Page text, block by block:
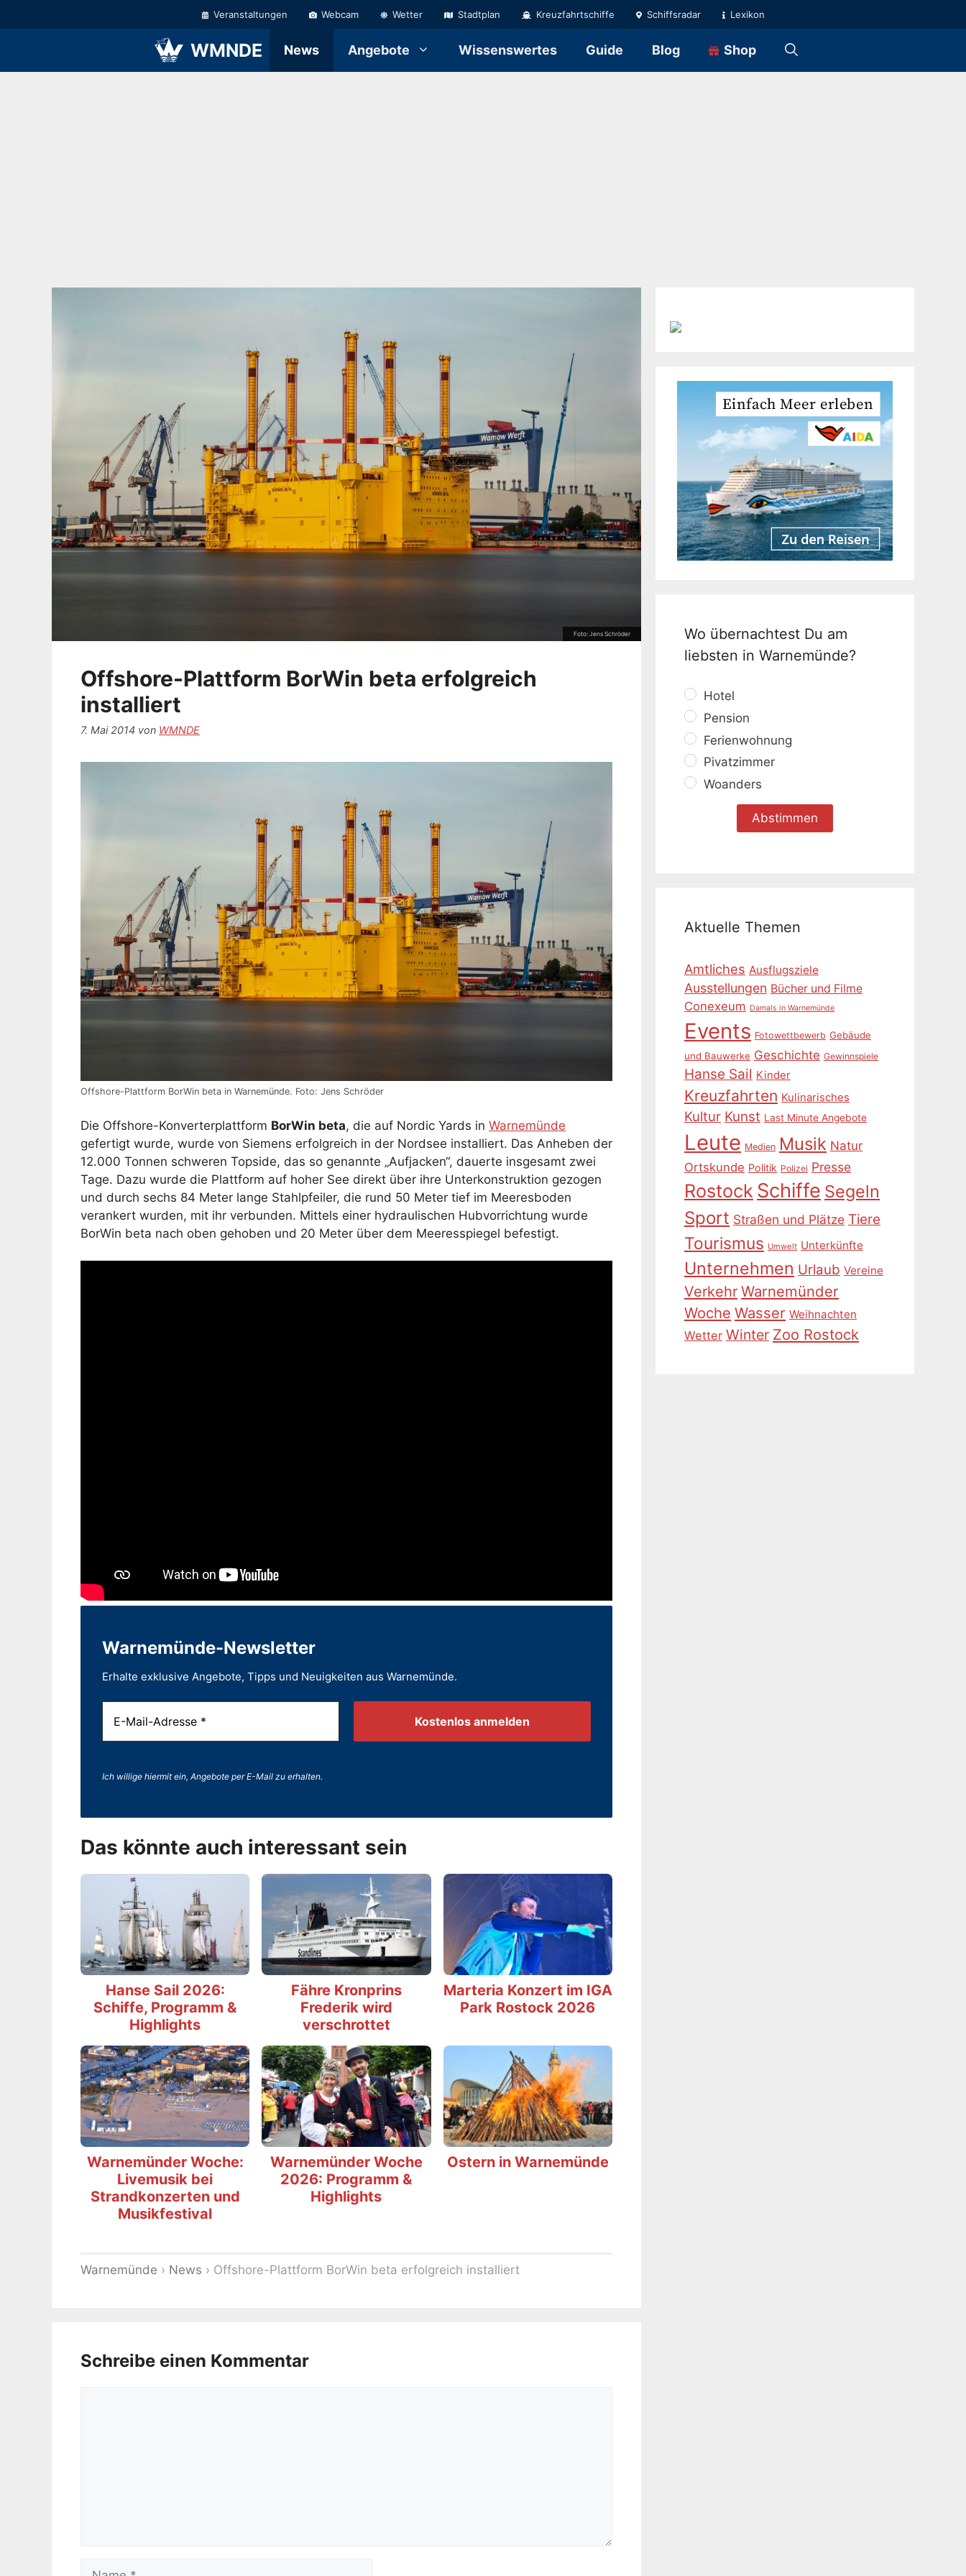
Inhalt
Veranstaltungen Webcam Wetter Stadtplan Kreuzfahrtschiffe Schiffsradar Lexikon
WMNDE News Angebote Wissenswertes Guide Blog Shop
Foto: Jens Schröder
Offshore-Plattform BorWin beta erfolgreich
installiert
7. Mai 2014 von WMNDE
Offshore-Plattform BorWin beta in Warnemünde. Foto: Jens Schröder
Die Offshore-Konverterplattform BorWin beta, die auf Nordic Yards in Warnemünde
gefertigt wurde, wurde von Siemens erfolgreich in der Nordsee installiert. Das Anheben der
12.000 Tonnen schweren Topside, das so genannte „Aufjacken“, dauerte insgesamt zwei
Tage. Dazu wurde die Plattform auf hoher See direkt über ihre Unterkonstruktion gezogen
und durch sechs 84 Meter lange Stahlpfeiler, die rund 50 Meter tief im Meeresboden
verankert wurden, mit ihr verbunden. Mittels einer hydraulischen Hubvorrichtung wurde
BorWin beta nach oben gehoben und 20 Meter über dem Meeresspiegel befestigt.
Warnemünde-Newsletter
Erhalte exklusive Angebote, Tipps und Neuigkeiten aus Warnemünde.
Ich willige hiermit ein, Angebote per E-Mail zu erhalten.
Das könnte auch interessant sein
Hanse Sail 2026:
Schiffe, Programm &
Highlights
Fähre Kronprins
Frederik wird
verschrottet
Marteria Konzert im IGA
Park Rostock 2026
Warnemünder Woche:
Livemusik bei
Strandkonzerten und
Musikfestival
Warnemünder Woche
2026: Programm &
Highlights
Ostern in Warnemünde
Warnemünde › News › Offshore-Plattform BorWin beta erfolgreich installiert
Schreibe einen Kommentar
Wo übernachtest Du am
liebsten in Warnemünde?
Hotel
Pension
Ferienwohnung
Pivatzimmer
Woanders
Aktuelle Themen
Amtliches Ausflugsziele
Ausstellungen Bücher und Filme
Conexeum Damals in Warnemünde
Events Fotowettbewerb Gebäude
und Bauwerke Geschichte Gewinnspiele
Hanse Sail Kinder
Kreuzfahrten Kulinarisches
Kultur Kunst Last Minute Angebote
Leute Medien Musik Natur
Ortskunde Politik Polizei Presse
Rostock Schiffe Segeln
Sport Straßen und Plätze Tiere
Tourismus Umwelt Unterkünfte
Unternehmen Urlaub Vereine
Verkehr Warnemünder
Woche Wasser Weihnachten
Wetter Winter Zoo Rostock